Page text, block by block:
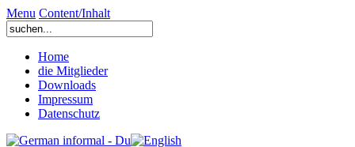
Menu Content/Inhalt
Home
die Mitglieder
Downloads
Impressum
Datenschutz